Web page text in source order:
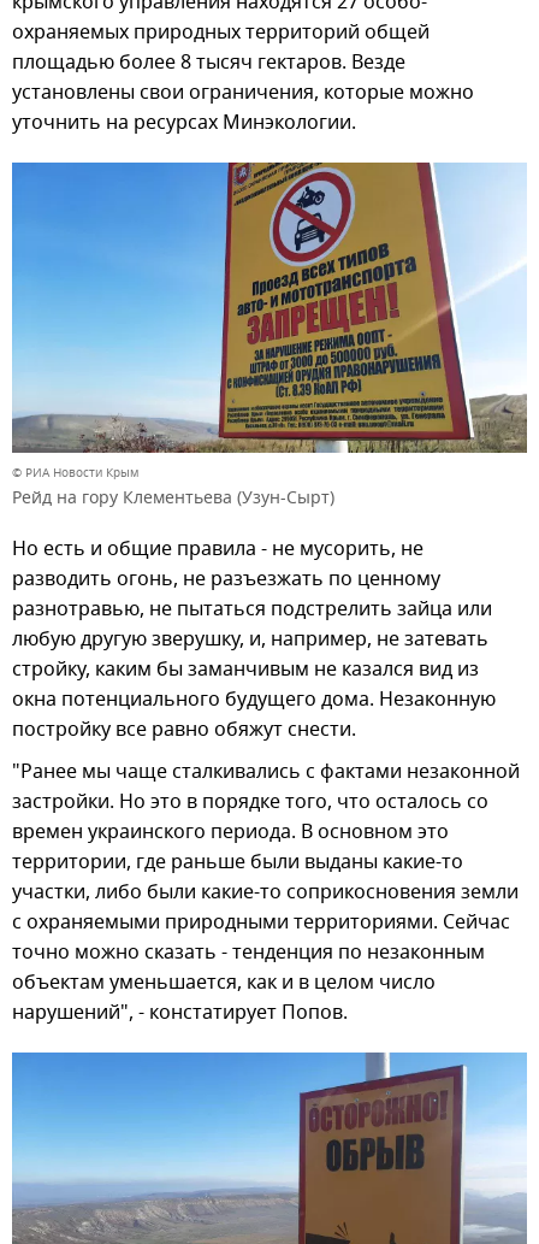
охраняемых природных территорий общей
площадью более 8 тысяч гектаров. Везде
установлены свои ограничения, которые можно
уточнить на ресурсах Минэкологии.
© РИА Новости Крым
Рейд на гору Клементьева (Узун-Сырт)
Но есть и общие правила - не мусорить, не
разводить огонь, не разъезжать по ценному
разнотравью, не пытаться подстрелить зайца или
любую другую зверушку, и, например, не затевать
стройку, каким бы заманчивым не казался вид из
окна потенциального будущего дома. Незаконную
постройку все равно обяжут снести.
"Ранее мы чаще сталкивались с фактами незаконной
застройки. Но это в порядке того, что осталось со
времен украинского периода. В основном это
территории, где раньше были выданы какие-то
участки, либо были какие-то соприкосновения земли
с охраняемыми природными территориями. Сейчас
точно можно сказать - тенденция по незаконным
объектам уменьшается, как и в целом число
нарушений", - констатирует Попов.